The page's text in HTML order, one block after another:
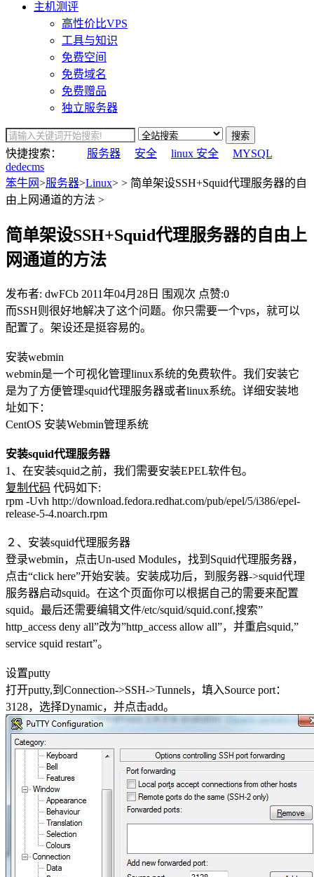
主机测评
高性价比VPS
工具与知识
免费空间
免费域名
免费赠品
独立服务器
搜索
快捷搜索： 服务器 安全 linux 安全
MYSQL
dedecms
笨牛网>服务器>Linux> > 简单架设SSH+Squid代理服务器的自
由上网通道的方法 >
简单架设SSH+Squid代理服务器的自由上
网通道的方法
发布者: dwFCb 2011年04月28日 围观次 点赞:0
而SSH则很好地解决了这个问题。你只需要一个vps，就可以
配置了。架设还是挺容易的。
安装webmin
webmin是一个可视化管理linux系统的免费软件。我们安装它
是为了方便管理squid代理服务器或者linux系统。详细安装地
址如下：
CentOS 安装Webmin管理系统
安装squid代理服务器
1、在安装squid之前，我们需要安装EPEL软件包。
复制代码 代码如下:
rpm -Uvh http://download.fedora.redhat.com/pub/epel/5/i386/epel-
release-5-4.noarch.rpm
２、安装squid代理服务器
登录webmin，点击Un-used Modules，找到Squid代理服务器，
点击“click here”开始安装。安装成功后，到服务器->squid代理
服务器启动squid。在这个页面你可以根据自己的需要来配置
squid。最后还需要编辑文件/etc/squid/squid.conf,搜索”
http_access deny all”改为”http_access allow all”，并重启squid,”
service squid restart”。
设置putty
打开putty,到Connection->SSH->Tunnels，填入Source port：
3128，选择Dynamic，并点击add。